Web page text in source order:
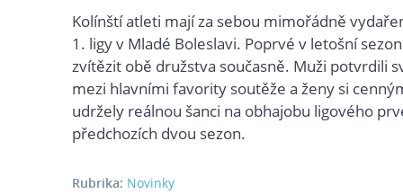
Kolínští atleti mají za sebou mimořádně
1. ligy v Mladé Boleslavi. Poprvé v letošní
zvítězit obě družstva současně. Muži potvrdili
mezi hlavními favority soutěže a ženy si
udržely reálnou šanci na obhajobu ligového
předchozích dvou sezon.
Rubrika: Novinky